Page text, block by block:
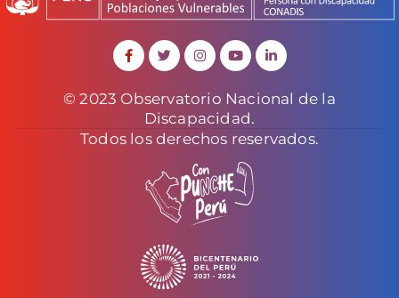
© 2023 Observatorio Nacional de la
Discapacidad.
Todos los derechos reservados.